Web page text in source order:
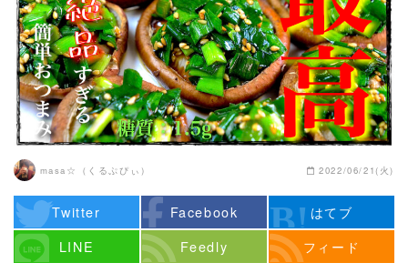
masa☆（くるぷぴぃ） 2022/06/21(火)
Twitter Facebook
はてブ
LINE
Feedly フィード